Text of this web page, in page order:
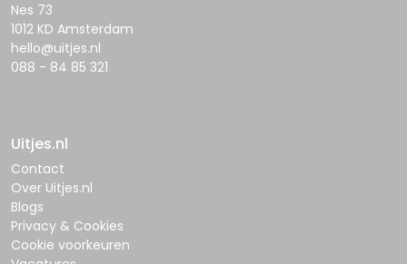
Nes 73
1012 KD Amsterdam
hello@uitjes.nl
088 - 84 85 321
Uitjes.nl
Contact
Over Uitjes.nl
Blogs
Privacy & Cookies
Cookie voorkeuren